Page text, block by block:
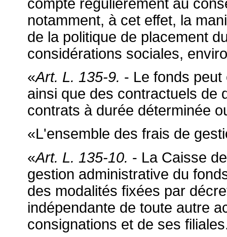
compte régulièrement au
notamment, à cet effet, la
de la politique de placement
considérations sociales,
«Art. L. 135-9. - Le fonds
ainsi que des contractuels de
contrats à durée déterminée
«L'ensemble des frais de
«Art. L. 135-10. - La Caisse
gestion administrative du
des modalités fixées par
indépendante de toute autre
consignations et de ses